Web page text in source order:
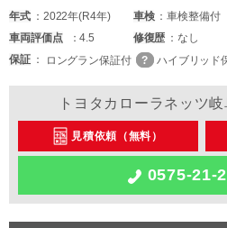
年式 2022年(R4年) 車検 車検整備付
車両評価点 4.5 修復歴 なし
保証
ロングラン保証付 ハイブリッド
トヨタカローラネッツ
見積依頼（無料）
0575-21-